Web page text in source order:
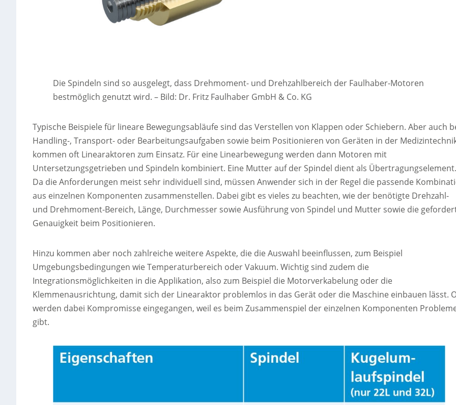
Die Spindeln sind so ausgelegt, dass Drehmoment- und Drehzahlbereich der Faulhaber-Motoren
bestmöglich genutzt wird. – Bild: Dr. Fritz Faulhaber GmbH & Co. KG
Typische Beispiele für lineare Bewegungsabläufe sind das Verstellen von Klappen oder Schiebern. Aber auch
Handling-, Transport- oder Bearbeitungsaufgaben sowie beim Positionieren von Geräten in der
kommen oft Linearaktoren zum Einsatz. Für eine Linearbewegung werden dann Motoren mit
Untersetzungsgetrieben und Spindeln kombiniert. Eine Mutter auf der Spindel dient als Übertragungselement.
Da die Anforderungen meist sehr individuell sind, müssen Anwender sich in der Regel die passende
aus einzelnen Komponenten zusammenstellen. Dabei gibt es vieles zu beachten, wie der benötigte Drehzahl-
und Drehmoment-Bereich, Länge, Durchmesser sowie Ausführung von Spindel und Mutter sowie die
Genauigkeit beim Positionieren.
Hinzu kommen aber noch zahlreiche weitere Aspekte, die die Auswahl beeinflussen, zum Beispiel
Umgebungsbedingungen wie Temperaturbereich oder Vakuum. Wichtig sind zudem die
Integrationsmöglichkeiten in die Applikation, also zum Beispiel die Motorverkabelung oder die
Klemmenausrichtung, damit sich der Linearaktor problemlos in das Gerät oder die Maschine einbauen lässt.
werden dabei Kompromisse eingegangen, weil es beim Zusammenspiel der einzelnen Komponenten
gibt.